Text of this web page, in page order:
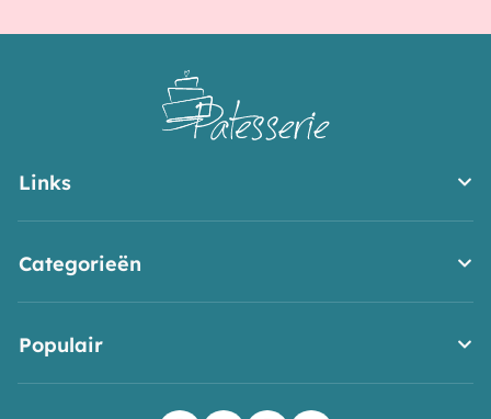
Links
Categorieën
Populair